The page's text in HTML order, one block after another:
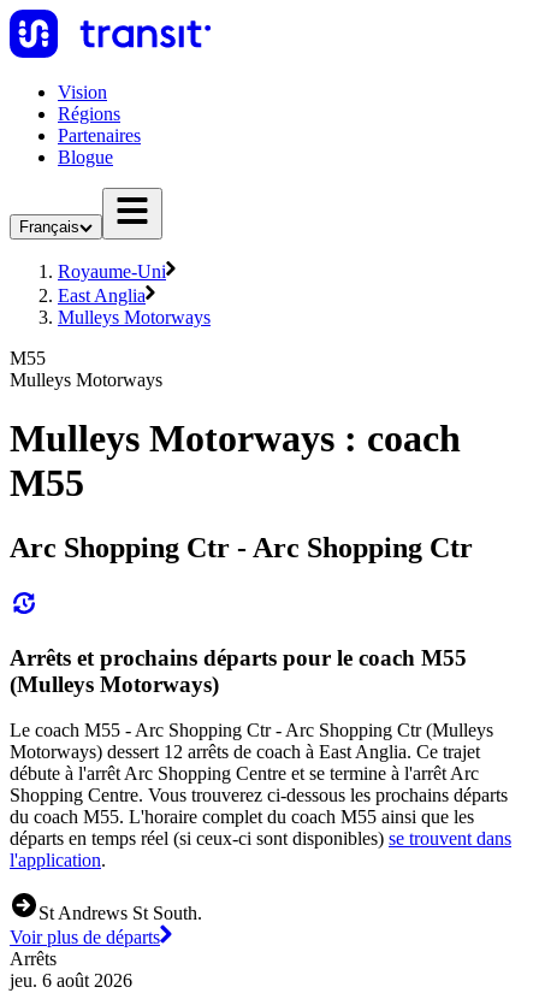
Vision
Régions
Partenaires
Blogue
Français
Royaume-Uni
East Anglia
Mulleys Motorways
M55
Mulleys Motorways
Mulleys Motorways : coach
M55
Arc Shopping Ctr - Arc Shopping Ctr
Arrêts et prochains départs pour le coach M55
(Mulleys Motorways)
Le coach M55 - Arc Shopping Ctr - Arc Shopping Ctr (Mulleys
Motorways) dessert 12 arrêts de coach à East Anglia. Ce trajet
débute à l'arrêt Arc Shopping Centre et se termine à l'arrêt Arc
Shopping Centre. Vous trouverez ci-dessous les prochains départs
du coach M55. L'horaire complet du coach M55 ainsi que les
départs en temps réel (si ceux-ci sont disponibles) se trouvent dans
l'application.
St Andrews St South.
Voir plus de départs
Arrêts
jeu. 6 août 2026